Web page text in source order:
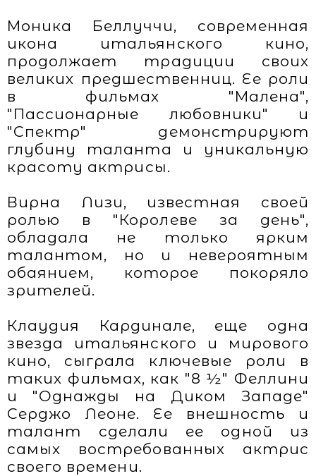
Моника Беллуччи, современная
икона итальянского кино,
продолжает традиции своих
великих предшественниц. Ее роли
в фильмах "Малена",
"Пассионарные любовники" и
"Спектр" демонстрируют
глубину таланта и уникальную
красоту актрисы.
Вирна Лизи, известная своей
ролью в "Королеве за день",
обладала не только ярким
талантом, но и невероятным
обаянием, которое покоряло
зрителей.
Клаудия Кардинале, еще одна
звезда итальянского и мирового
кино, сыграла ключевые роли в
таких фильмах, как "8 ½" Феллини
и "Однажды на Диком Западе"
Серджо Леоне. Ее внешность и
талант сделали ее одной из
самых востребованных актрис
своего времени.